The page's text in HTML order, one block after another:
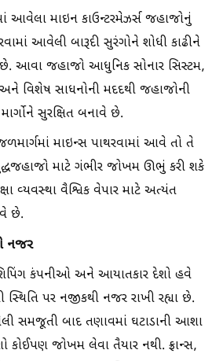
આવેલા માઇન કાઉન્ટરમેઝર્સ જહાજોનું
આવેલી બારૂદી સુરંગોને શોધી કાઢીને
છે. આવા જહાજો આધુનિક સોનાર સિસ્ટમ,
વિશેષ સાધનોની મદદથી જહાજોની
સુરક્ષિત બનાવે છે.
માઇન્સ પાથરવામાં આવે તો તે
માટે ગંભીર જોખમ ઊભું કરી શકે
વ્યવસ્થા વૈશ્વિક વેપાર માટે અત્યંત
છે.
નજર
શિપિંગ કંપનીઓ અને આયાતકાર દેશો હવે
સ્થિતિ પર નજીકથી નજર રાખી રહ્યા છે.
સમજૂતી બાદ તણાવમાં ઘટાડાની આશા
કોઈપણ જોખમ લેવા તૈયાર નથી. ફ્રાન્સ,